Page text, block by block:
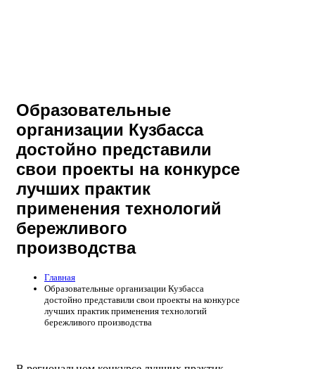
Образовательные
организации Кузбасса
достойно представили
свои проекты на конкурсе
лучших практик
применения технологий
бережливого
производства
Главная
Образовательные организации Кузбасса
достойно представили свои проекты на конкурсе
лучших практик применения технологий
бережливого производства